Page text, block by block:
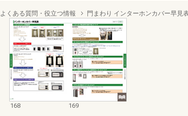
よくある質問・役立つ情報 門まわり インターホンカバー早見
168 169